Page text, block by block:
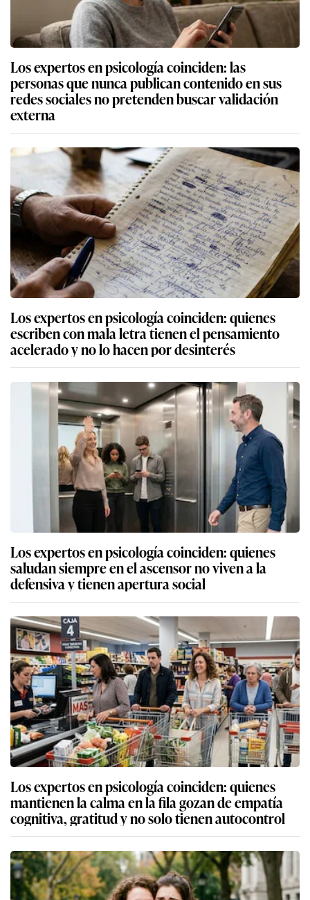
Los expertos en psicología coinciden: las
personas que nunca publican contenido en sus
redes sociales no pretenden buscar validación
externa
Los expertos en psicología coinciden: quienes
escriben con mala letra tienen el pensamiento
acelerado y no lo hacen por desinterés
Los expertos en psicología coinciden: quienes
saludan siempre en el ascensor no viven a la
defensiva y tienen apertura social
Los expertos en psicología coinciden: quienes
mantienen la calma en la fila gozan de empatía
cognitiva, gratitud y no solo tienen autocontrol